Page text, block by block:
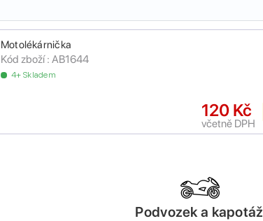
Motolékárnička
Kód zboží : AB1644
4+ Skladem
120 Kč
včetně DPH
Podvozek a kapotáž